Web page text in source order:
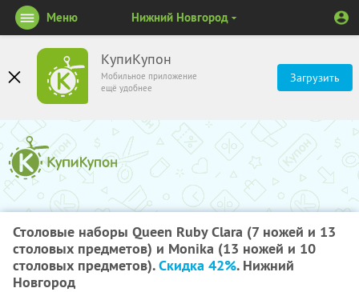
КупиКупон
Мобильное приложение
ещё удобнее
Загрузить
Меню Нижний Новгород
Столовые наборы Queen Ruby Clara (7 ножей и 13
столовых предметов) и Monika (13 ножей и 10
столовых предметов).Скидка 42%. Нижний
Новгород